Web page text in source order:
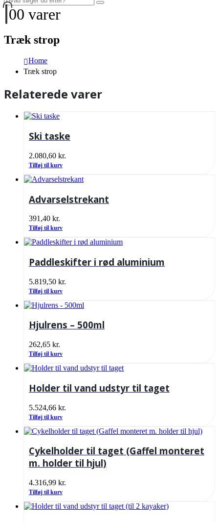
00 varer
Træk strop
Home
Træk strop
Relaterede varer
Ski taske
2.080,60 kr.
Tilføj til kurv
Advarselstrekant
391,40 kr.
Tilføj til kurv
Paddleskifter i rød aluminium
5.819,50 kr.
Tilføj til kurv
Hjulrens – 500ml
262,65 kr.
Tilføj til kurv
Holder til vand udstyr til taget
5.524,66 kr.
Tilføj til kurv
Cykelholder til taget (Gaffel monteret
m. holder til hjul)
4.316,99 kr.
Tilføj til kurv